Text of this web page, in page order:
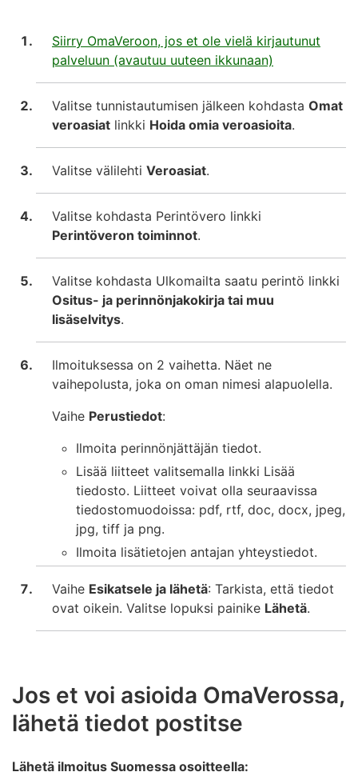
Siirry OmaVeroon, jos et ole vielä kirjautunut
palveluun (avautuu uuteen ikkunaan)
Valitse tunnistautumisen jälkeen kohdasta Omat
veroasiat linkki Hoida omia veroasioita.
Valitse välilehti Veroasiat.
Valitse kohdasta Perintövero linkki
Perintöveron toiminnot.
Valitse kohdasta Ulkomailta saatu perintö linkki
Ositus- ja perinnönjakokirja tai muu
lisäselvitys.
Ilmoituksessa on 2 vaihetta. Näet ne
vaihepolusta, joka on oman nimesi alapuolella.
Vaihe Perustiedot:
Ilmoita perinnönjättäjän tiedot.
Lisää liitteet valitsemalla linkki Lisää
tiedosto. Liitteet voivat olla seuraavissa
tiedostomuodoissa: pdf, rtf, doc, docx, jpeg,
jpg, tiff ja png.
Ilmoita lisätietojen antajan yhteystiedot.
Vaihe Esikatsele ja lähetä: Tarkista, että tiedot
ovat oikein. Valitse lopuksi painike Lähetä.
Jos et voi asioida OmaVerossa,
lähetä tiedot postitse
Lähetä ilmoitus Suomessa osoitteella: